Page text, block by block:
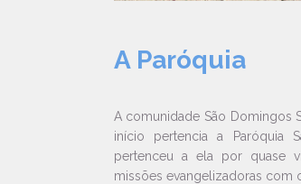
A Paróquia
A comunidade São Domingos
início pertencia a Paróquia
pertenceu a ela por quase
missões evangelizadoras com